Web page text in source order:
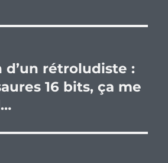
d’un rétroludiste :
16 bits, ça me